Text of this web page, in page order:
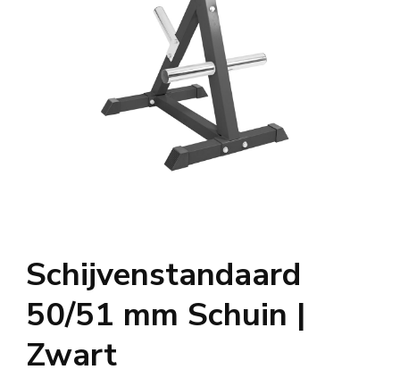
Schijvenstandaard
50/51 mm Schuin |
Zwart